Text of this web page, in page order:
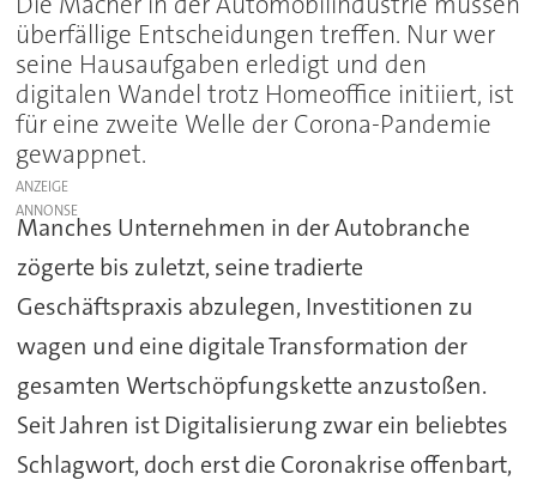
überfällige Entscheidungen treffen. Nur wer
seine Hausaufgaben erledigt und den
digitalen Wandel trotz Homeoffice initiiert, ist
für eine zweite Welle der Corona-Pandemie
gewappnet.
ANZEIGE
Manches Unternehmen in der Autobranche
zögerte bis zuletzt, seine tradierte
Geschäftspraxis abzulegen, Investitionen zu
wagen und eine digitale Transformation der
gesamten Wertschöpfungskette anzustoßen.
Seit Jahren ist Digitalisierung zwar ein beliebtes
Schlagwort, doch erst die Coronakrise offenbart,